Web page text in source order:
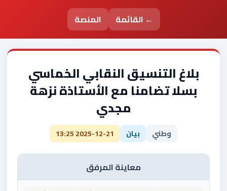
← القائمة المنصة
بلاغ التنسيق النقابي الخماسي
بسلا تضامنا مع الأستاذة نزهة
مجدي
وطني بيان 2025-12-21 13:25
معاينة المرفق